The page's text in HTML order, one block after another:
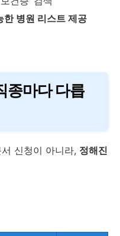
한 병원 리스트 제공
종마다 다릅
신청이 아니라, 정해진